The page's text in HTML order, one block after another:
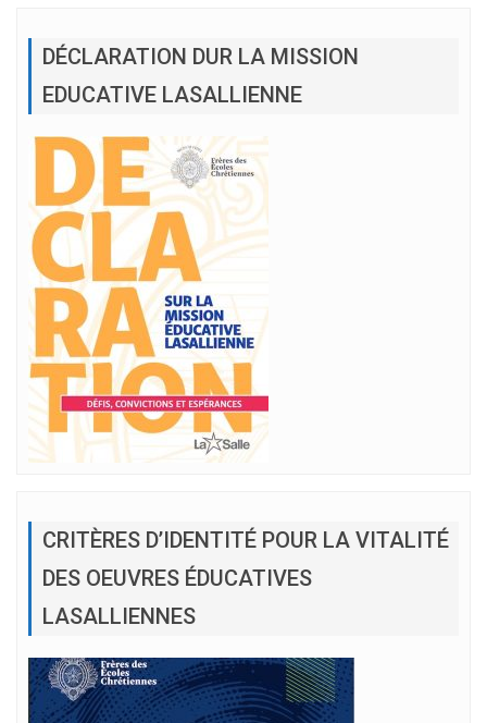
DÉCLARATION DUR LA MISSION
EDUCATIVE LASALLIENNE
CRITÈRES D’IDENTITÉ POUR LA VITALITÉ
DES OEUVRES ÉDUCATIVES
LASALLIENNES